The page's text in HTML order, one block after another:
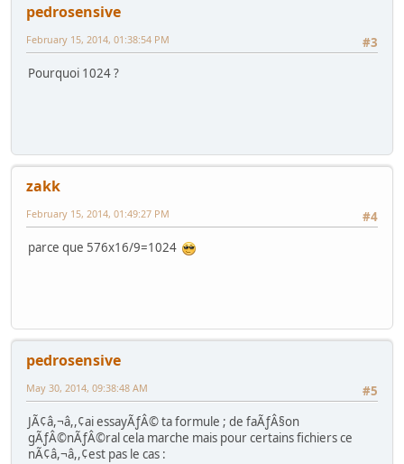
pedrosensive
#3
February 15, 2014, 01:38:54 PM
Pourquoi 1024 ?
zakk
#4
February 15, 2014, 01:49:27 PM
parce que 576x16/9=1024
pedrosensive
#5
May 30, 2014, 09:38:48 AM
JÃ¢â,¬â,,¢ai essayÃƒÂ© ta formule ; de faÃƒÂ§on
gÃƒÂ©nÃƒÂ©ral cela marche mais pour certains fichiers ce
nÃ¢â,¬â,,¢est pas le cas :